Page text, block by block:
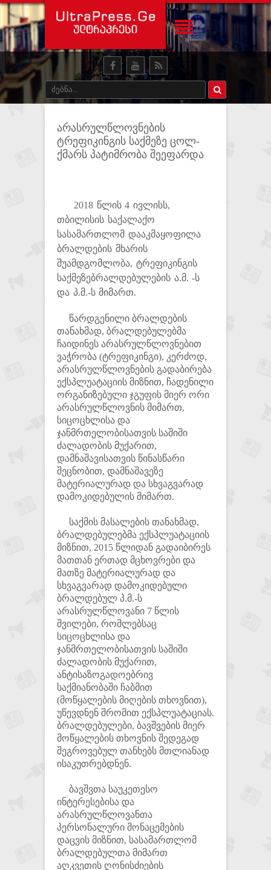
არასრულწლოვნების
ტრეფიკინგის საქმეზე ცოლ-
ქმარს პატიმრობა შეეფარდა
2018 წლის 4 ივლისს,
თბილისის საქალაქო
სასამართლომ დააკმაყოფილა
ბრალდების მხარის
შუამდგომლობა, ტრეფიკინგის
საქმეზებრალდებულების ა.მ. -ს
და პ.მ.-ს მიმართ.
წარდგენილი ბრალდების
თანახმად, ბრალდებულებმა
ჩაიდინეს არასრულწლოვნებით
ვაჭრობა (ტრეფიკინგი), კერძოდ,
არასრულწლოვნების გადაბირება
ექსპლუატაციის მიზნით, ჩადენილი
ორგანიზებული ჯგუფის მიერ ორი
არასრულწლოვნის მიმართ,
სიცოცხლისა და
ჯანმრთელობისათვის საშიში
ძალადობის მუქარით,
დამნაშავისათვის წინასწარი
შეცნობით, დამნაშავეზე
მატერიალურად და სხვაგვარად
დამოკიდებულის მიმართ.
საქმის მასალების თანახმად,
ბრალდებულებმა ექსპლუატაციის
მიზნით, 2015 წლიდან გადაიბირეს
მათთან ერთად მცხოვრები და
მათზე მატერიალურად და
სხვაგვარად დამოკიდებული
ბრალდებულ პ.მ.-ს
არასრულწლოვანი 7 წლის
შვილები, რომლებსაც
სიცოცხლისა და
ჯანმრთელობისათვის საშიში
ძალადობის მუქარით,
ანტისაზოგადოებრივ
საქმიანობაში ჩაბმით
(მოწყალების მიღების თხოვნით),
უწევდნენ შრომით ექსპლუატაციას.
ბრალდებულები, ბავშვების მიერ
მოწყალების თხოვნის შედეგად
შეგროვებულ თანხებს მთლიანად
ისაკუთრებდნენ.
ბავშვთა საუკეთესო
ინტერესებისა და
არასრულწლოვანთა
პერსონალური მონაცემების
დაცვის მიზნით, სასამართლომ
ბრალდებულთა მიმართ
აღკვეთის ღონისძიების